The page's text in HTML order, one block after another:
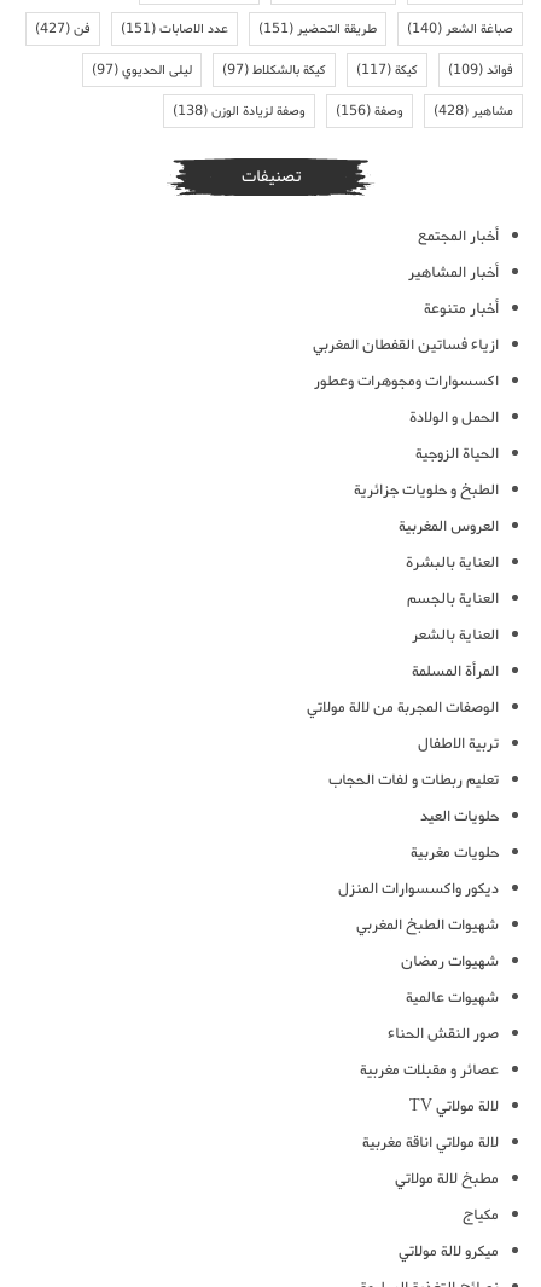
صباغة الشعر (140) طريقة التحضير (151) عدد الاصابات(151) فن(427)
فوائد(109) كيكة(117) كيكة بالشكلاط(97) ليلى الحديوي(97)
مشاهير (428) وصفة(156) وصفة لزيادة الوزن(138)
تصنيفات
أخبار المجتمع
أخبار المشاهير
أخبار متنوعة
ازياء فساتين القفطان المغربي
اكسسوارات ومجوهرات وعطور
الحمل و الولادة
الحياة الزوجية
الطبخ و حلويات جزائرية
العروس المغربية
العناية بالبشرة
العناية بالجسم
العناية بالشعر
المرأة المسلمة
الوصفات المجربة من لالة مولاتي
تربية الاطفال
تعليم ربطات و لفات الحجاب
حلويات العيد
حلويات مغربية
ديكور واكسسوارات المنزل
شهيوات الطبخ المغربي
شهيوات رمضان
شهيوات عالمية
صور النقش الحناء
عصائر و مقبلات مغربية
لالة مولاتي TV
لالة مولاتي اناقة مغربية
مطبخ لالة مولاتي
مكياج
ميكرو لالة مولاتي